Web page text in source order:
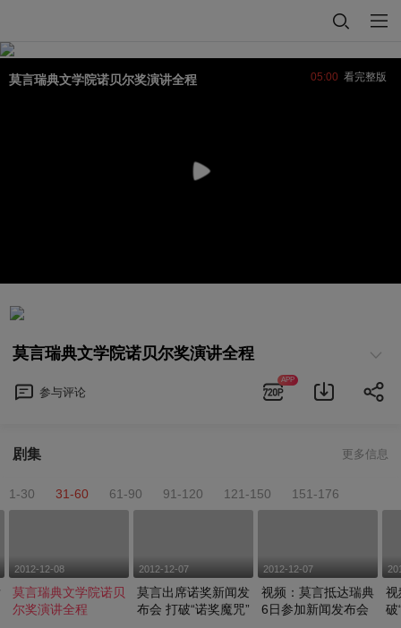
莫言瑞典文学院诺贝尔奖演讲全程 05:00 看完整版
莫言瑞典文学院诺贝尔奖演讲全程
参与评论
APP
剧集 更多信息
1-30 31-60 61-90 91-120 121-150 151-176
2012-12-08
莫言瑞典文学院诺贝
尔奖演讲全程
2012-12-07
莫言出席诺奖新闻发
布会 打破“诺奖魔咒”
2012-12-07
视频：莫言抵达瑞典
6日参加新闻发布会
视
破